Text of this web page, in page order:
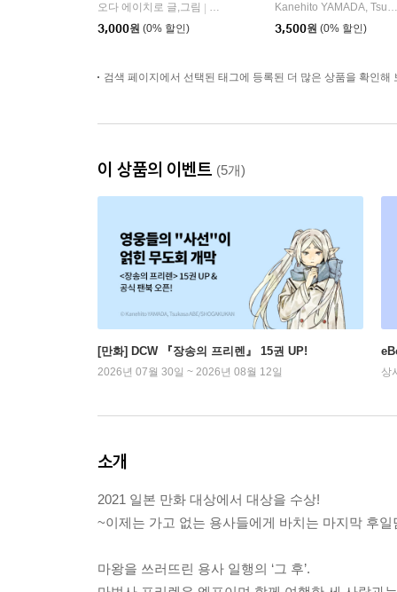
오다 에이치로 글,그림
대원씨아이/DCW
3,000원 (0% 할인)
Kanehito YAMADA, Tsukasa ABE 저
3,500원 (0% 할인)
검색 페이지에서 선택된 태그에 등록된 더 많은 상품을 확인해
이 상품의 이벤트 (5개)
[만화] DCW 『장송의 프리렌』 15권 UP!
2026년 07월 30일 ~ 2026년 08월 12일 상
소개
2021 일본 만화 대상에서 대상을 수상!
~이제는 가고 없는 용사들에게 바치는 마지막 후일
마왕을 쓰러뜨린 용사 일행의 ‘그 후’.